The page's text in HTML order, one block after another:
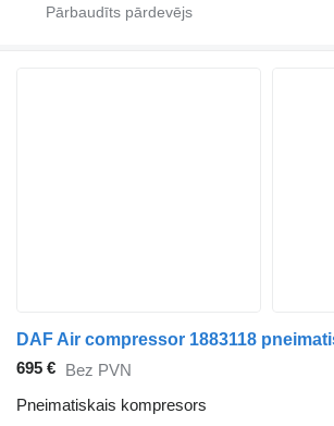
695 € Bez PVN
Pneimatiskais kompresors